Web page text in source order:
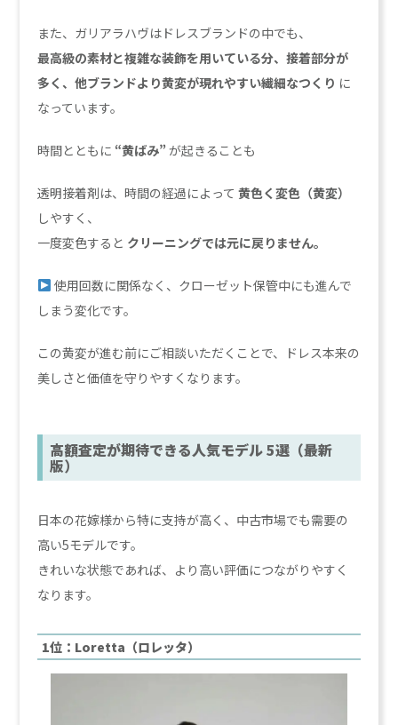
また、ガリアラハヴはドレスブランドの中でも、
最高級の素材と複雑な装飾を用いている分、接着部分が
多く、他ブランドより黄変が現れやすい繊細なつくり に
なっています。
時間とともに “黄ばみ”が起きることも
透明接着剤は、時間の経過によって黄色く変色（黄変）
しやすく、
一度変色すると クリーニングでは元に戻りません。
使用回数に関係なく、クローゼット保管中にも進んで
しまう変化です。
この黄変が進む前にご相談いただくことで、ドレス本来の
美しさと価値を守りやすくなります。
高額査定が期待できる人気モデル 5選（最新
版）
日本の花嫁様から特に支持が高く、中古市場でも需要の
高い5モデルです。
きれいな状態であれば、より高い評価につながりやすく
なります。
1位：Loretta（ロレッタ）